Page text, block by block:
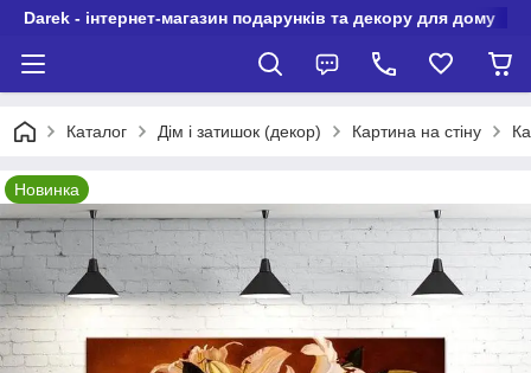
Darek - інтернет-магазин подарунків та декору для дому
Каталог Дім і затишок (декор) Картина на стіну
Новинка